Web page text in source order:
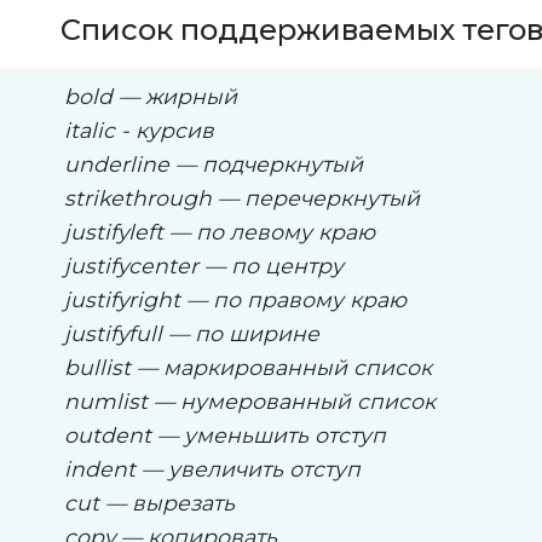
Список поддерживаемых
bold — жирный
italic - курсив
underline — подчеркнутый
strikethrough — перечеркнутый
justifyleft — по левому краю
justifycenter — по центру
justifyright — по правому краю
justifyfull — по ширине
bullist — маркированный список
numlist — нумерованный список
outdent — уменьшить отступ
indent — увеличить отступ
cut — вырезать
copy — копировать